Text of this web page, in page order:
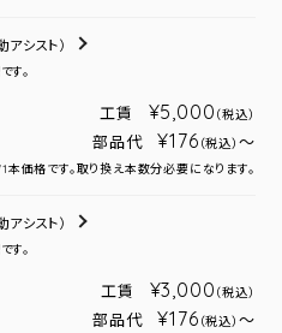
アシスト）
す。
工賃 ¥5,000 （税込）
部品代 ¥176 （税込） ～
価格です。取り換え本数分必要になります。
アシスト）
す。
工賃 ¥3,000 （税込）
部品代 ¥176 （税込） ～